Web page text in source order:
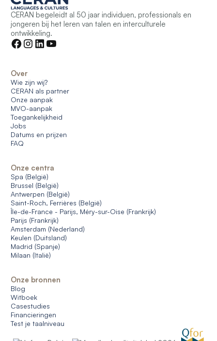
CERAN begeleidt al 50 jaar individuen, professionals en
jongeren bij het leren van talen en interculturele
ontwikkeling.
Over
Wie zijn wij?
CERAN als partner
Onze aanpak
MVO-aanpak
Toegankelijkheid
Jobs
Datums en prijzen
FAQ
Onze centra
Spa (België)
Brussel (België)
Antwerpen (België)
Saint-Roch, Ferrières (België)
Île-de-France - Parijs, Méry-sur-Oise (Frankrijk)
Parijs (Frankrijk)
Amsterdam (Nederland)
Keulen (Duitsland)
Madrid (Spanje)
Milaan (Italië)
Onze bronnen
Blog
Witboek
Casestudies
Financieringen
Test je taalniveau